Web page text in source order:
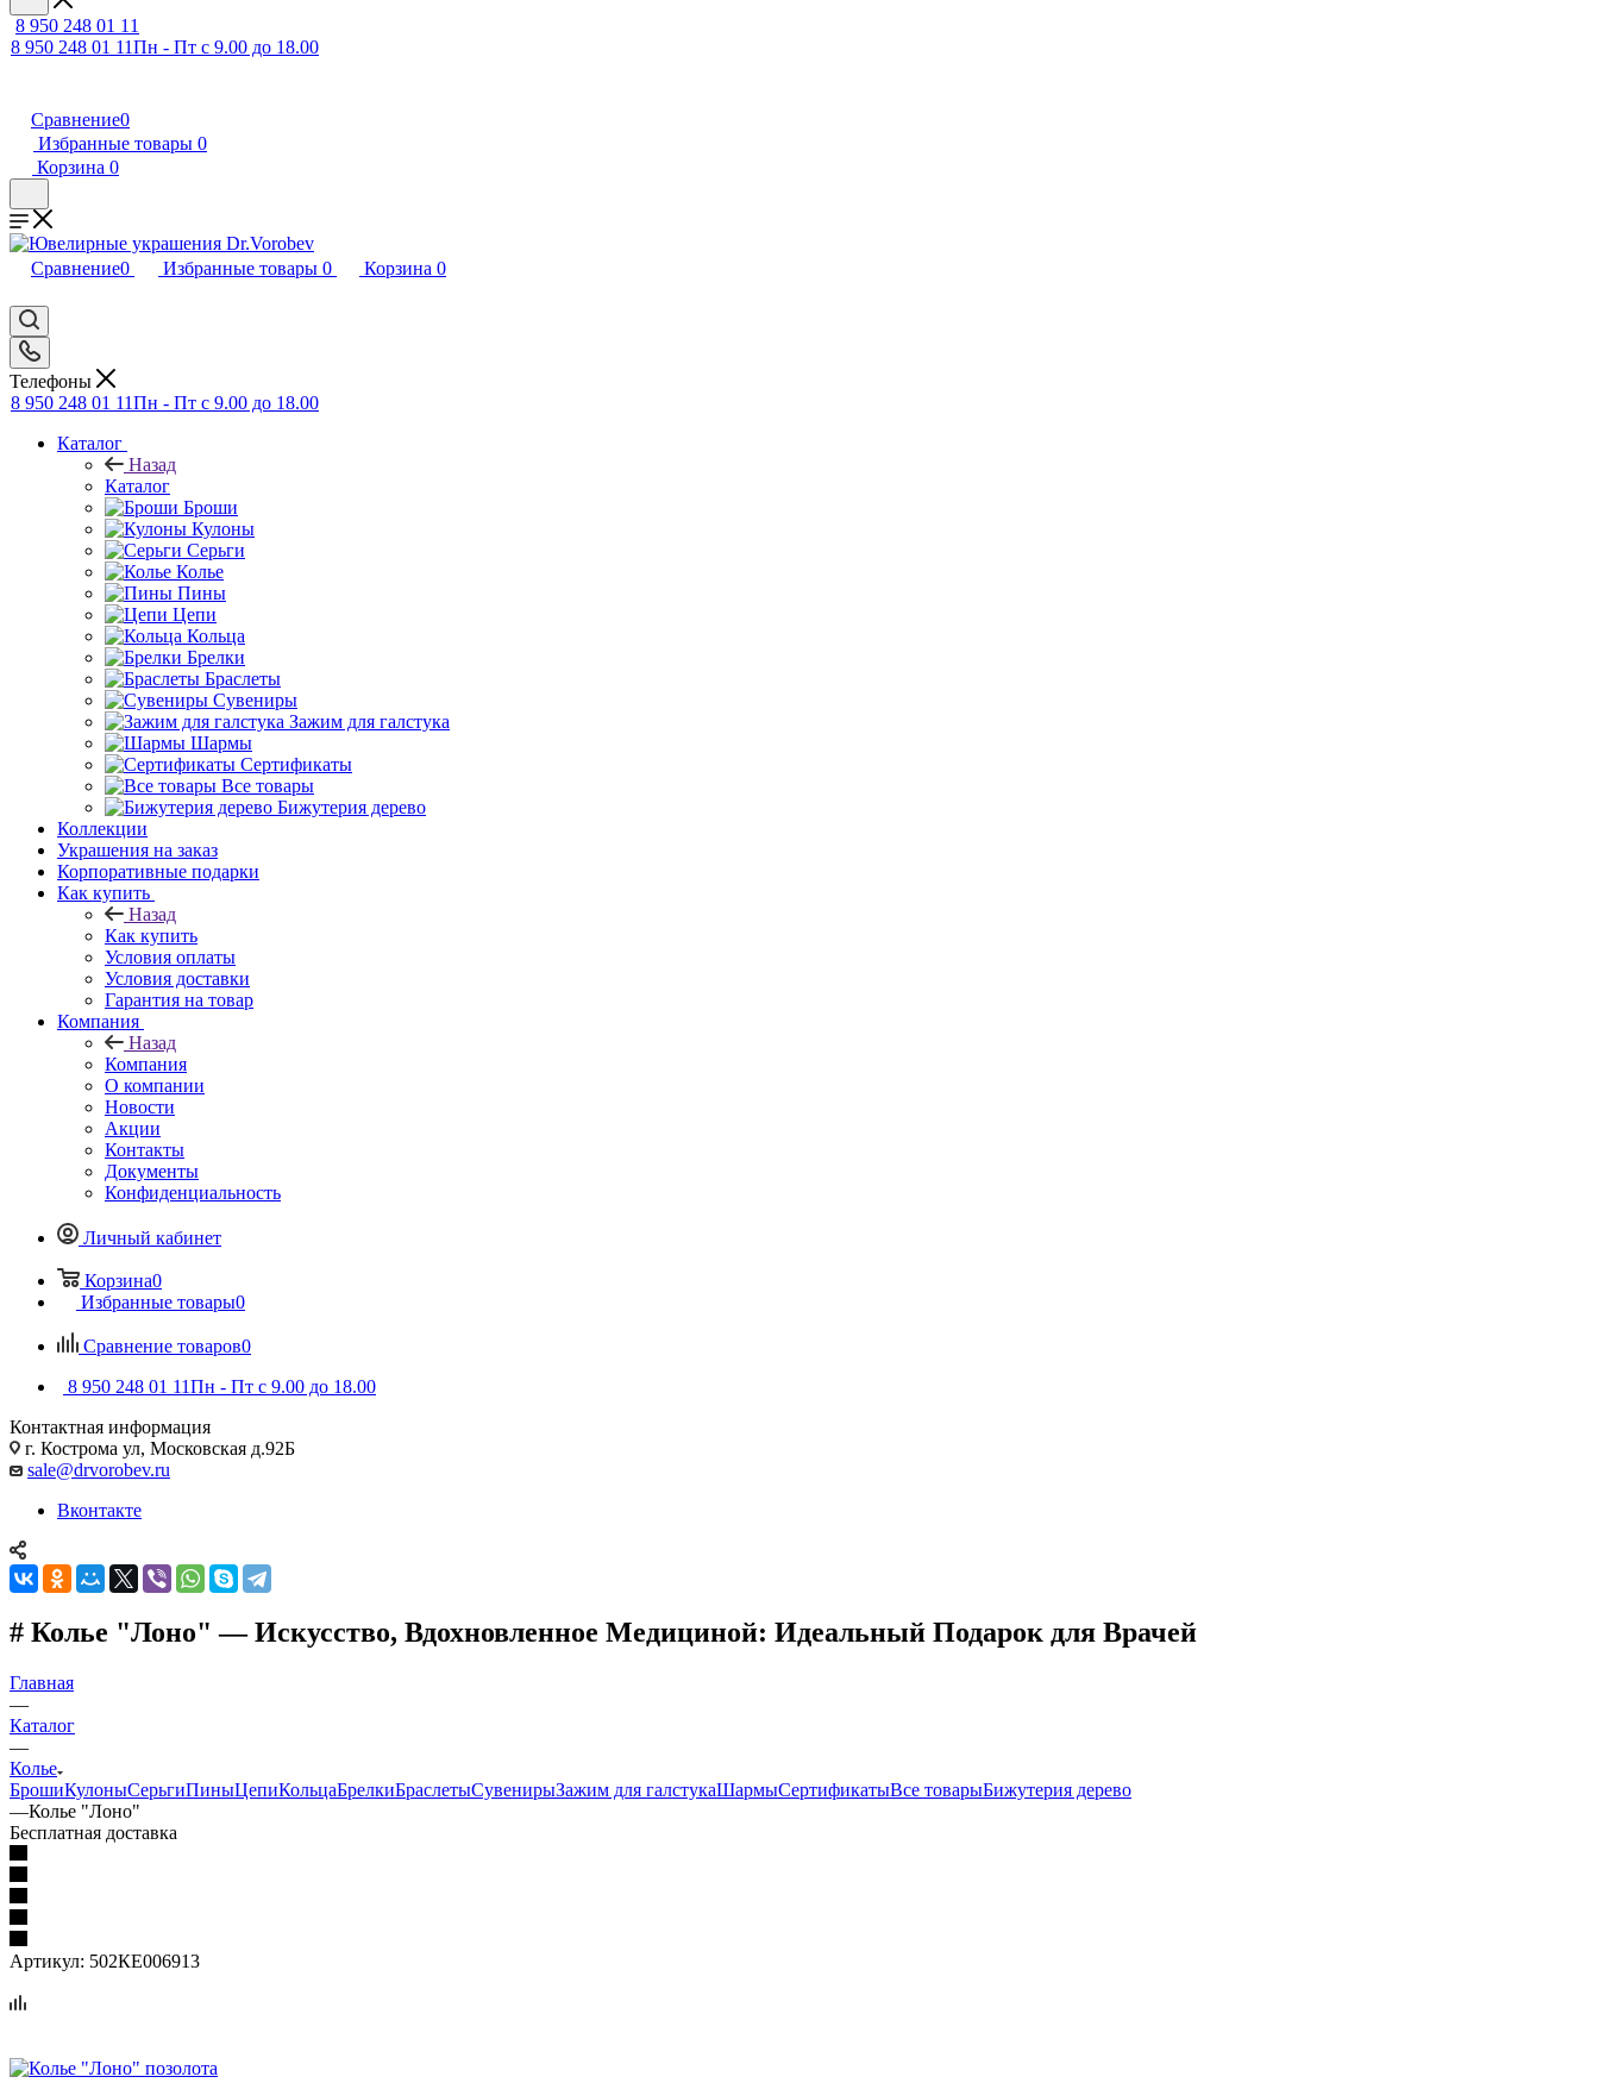
8 950 248 01 11
8 950 248 01 11Пн - Пт с 9.00 до 18.00
Сравнение0
Избранные товары 0
Корзина 0
Сравнение0 Избранные товары 0 Корзина 0
Телефоны
8 950 248 01 11Пн - Пт с 9.00 до 18.00
Каталог
Назад
Каталог
Броши
Кулоны
Серьги
Колье
Пины
Цепи
Кольца
Брелки
Браслеты
Сувениры
Зажим для галстука
Шармы
Сертификаты
Все товары
Бижутерия дерево
Коллекции
Украшения на заказ
Корпоративные подарки
Как купить
Назад
Как купить
Условия оплаты
Условия доставки
Гарантия на товар
Компания
Назад
Компания
О компании
Новости
Акции
Контакты
Документы
Конфиденциальность
Личный кабинет
Корзина0
Избранные товары0
Сравнение товаров0
8 950 248 01 11Пн - Пт с 9.00 до 18.00
Контактная информация
г. Кострома ул, Московская д.92Б
sale@drvorobev.ru
Вконтакте
# Колье "Лоно" — Искусство, Вдохновленное Медициной: Идеальный Подарок для Врачей
Главная
—
Каталог
—
Колье
БрошиКулоныСерьгиПиныЦепиКольцаБрелкиБраслетыСувенирыЗажим для галстукаШармыСертификатыВсе товарыБижутерия дерево
—Колье "Лоно"
Бесплатная доставка
Артикул: 502КЕ006913